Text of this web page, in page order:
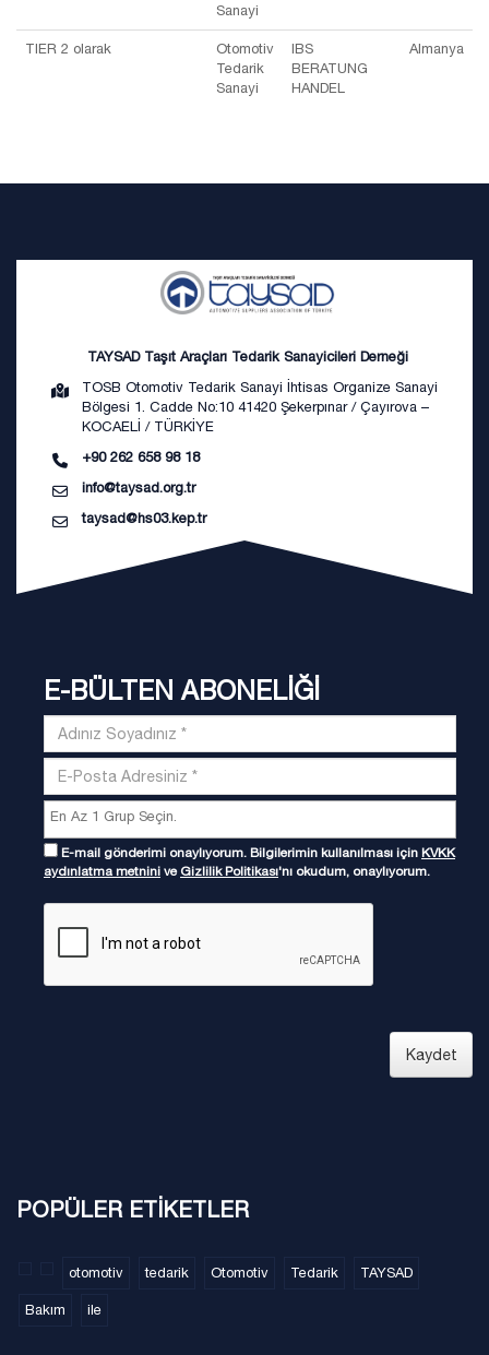
Sanayi
TIER 2 olarak
Otomotiv
Tedarik
Sanayi
IBS
BERATUNG
HANDEL
Almanya
TAYSAD Taşıt Araçları Tedarik Sanayicileri Derneği
TOSB Otomotiv Tedarik Sanayi İhtisas Organize Sanayi
Bölgesi 1. Cadde No:10 41420 Şekerpınar / Çayırova –
KOCAELİ / TÜRKİYE
+90 262 658 98 18
info@taysad.org.tr
taysad@hs03.kep.tr
E-BÜLTEN ABONELİĞİ
E-mail gönderimi onaylıyorum. Bilgilerimin kullanılması için KVKK
aydınlatma metnini ve Gizlilik Politikası'nı okudum, onaylıyorum.
Kaydet
POPÜLER ETİKETLER
otomotiv tedarik Otomotiv Tedarik TAYSAD
Bakım ile